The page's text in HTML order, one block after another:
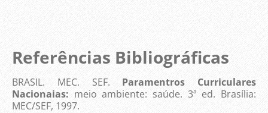
Referências Bibliográficas
BRASIL. MEC. SEF. Paramentros Curriculares
Nacionaias: meio ambiente: saúde. 3ª ed. Brasília:
MEC/SEF, 1997.